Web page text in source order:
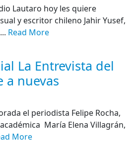
Lautaro hoy les quiere
y escritor chileno Jahir Yusef,
Read More
La Entrevista del
a nuevas
el periodista Felipe Rocha,
María Elena Villagrán,
More